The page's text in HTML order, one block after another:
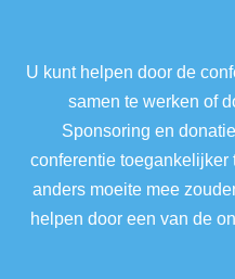
U kunt helpen door de
samen te werken of
Sponsoring en
conferentie toegankelijker
anders moeite mee
helpen door een van de